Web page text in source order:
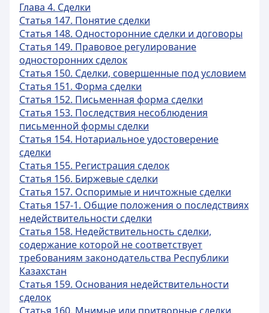
Глава 4. Сделки
Статья 147. Понятие сделки
Статья 148. Односторонние сделки и договоры
Статья 149. Правовое регулирование
односторонних сделок
Статья 150. Сделки, совершенные под условием
Статья 151. Форма сделки
Статья 152. Письменная форма сделки
Статья 153. Последствия несоблюдения
письменной формы сделки
Статья 154. Нотариальное удостоверение
сделки
Статья 155. Регистрация сделок
Статья 156. Биржевые сделки
Статья 157. Оспоримые и ничтожные сделки
Статья 157-1. Общие положения о последствиях
недействительности сделки
Статья 158. Недействительность сделки,
содержание которой не соответствует
требованиям законодательства Республики
Казахстан
Статья 159. Основания недействительности
сделок